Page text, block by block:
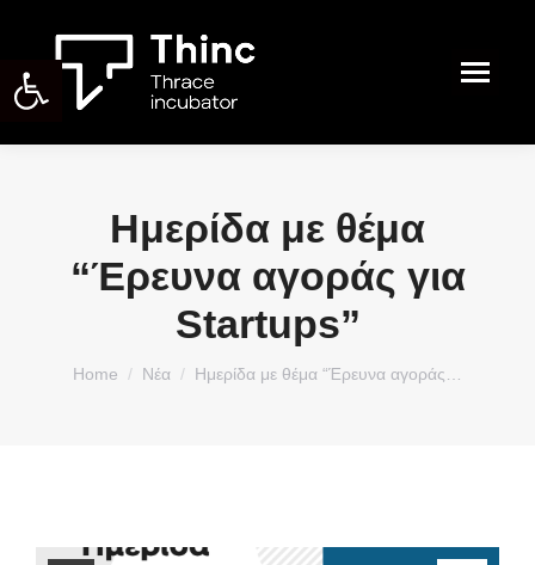
Ανοίξτε τη γραμμή εργαλείων
Search:
Ημερίδα με θέμα
“Έρευνα αγοράς για
Startups”
You are here:
Home Νέα Ημερίδα με θέμα “Έρευνα αγοράς…